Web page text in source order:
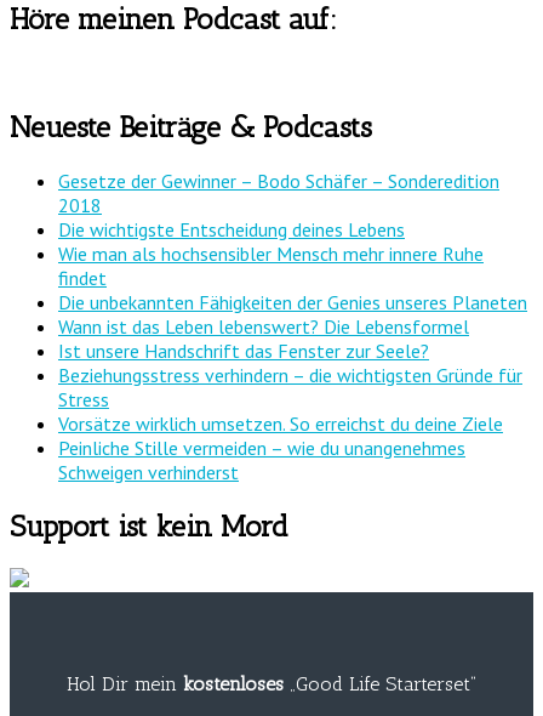
Höre meinen Podcast auf:
Neueste Beiträge & Podcasts
Gesetze der Gewinner – Bodo Schäfer – Sonderedition
2018
Die wichtigste Entscheidung deines Lebens
Wie man als hochsensibler Mensch mehr innere Ruhe
findet
Die unbekannten Fähigkeiten der Genies unseres Planeten
Wann ist das Leben lebenswert? Die Lebensformel
Ist unsere Handschrift das Fenster zur Seele?
Beziehungsstress verhindern – die wichtigsten Gründe für
Stress
Vorsätze wirklich umsetzen. So erreichst du deine Ziele
Peinliche Stille vermeiden – wie du unangenehmes
Schweigen verhinderst
Support ist kein Mord
Hol Dir mein kostenloses „Good Life Starterset“